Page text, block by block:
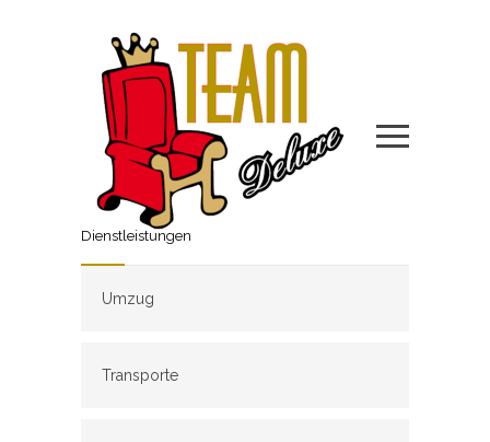
Dienstleistungen
Umzug
Transporte